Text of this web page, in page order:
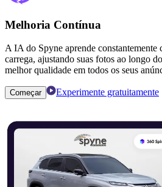
Melhoria Contínua
A IA do Spyne aprende constantemente
carrega, ajustando suas fotos ao longo
melhor qualidade em todos os seus
Começar Experimente gratuitamente